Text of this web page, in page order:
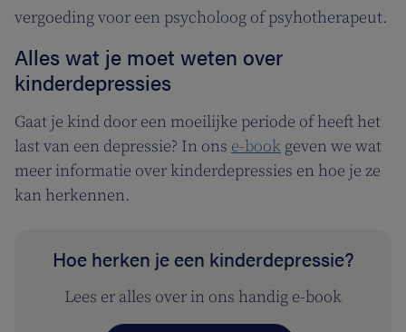
vergoeding voor een psycholoog of psyhotherapeut.
Alles wat je moet weten over
kinderdepressies
Gaat je kind door een moeilijke periode of heeft het
last van een depressie? In ons e-book geven we wat
meer informatie over kinderdepressies en hoe je ze
kan herkennen.
Hoe herken je een kinderdepressie?
Lees er alles over in ons handig e-book